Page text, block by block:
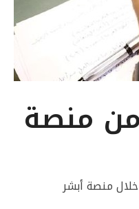
منصة
منصة أبشر